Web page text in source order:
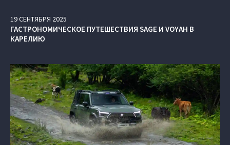
19СЕНТЯБРЯ 2025
ГАСТРОНОМИЧЕСКОЕ ПУТЕШЕСТВИЯ SAGE И VOYAH В
КАРЕЛИЮ